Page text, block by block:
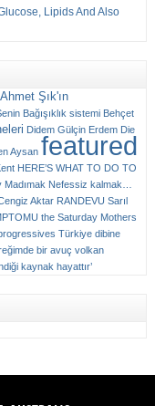
Lipids And Also
Ahmet Şık'ın
Bağışıklık sistemi Behçet
Didem Gülçin Erdem Die
Aysan featured
HERE’S WHAT TO DO TO
Madımak Nefessiz kalmak…
Aktar RANDEVU Sarıl
the Saturday Mothers
Türkiye dibine
bir avuç volkan
kaynak hayattır’